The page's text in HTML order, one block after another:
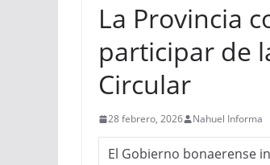
La Provincia
participar de
Circular
28 febrero, 2026 Nahuel Informa
El Gobierno bonaerense